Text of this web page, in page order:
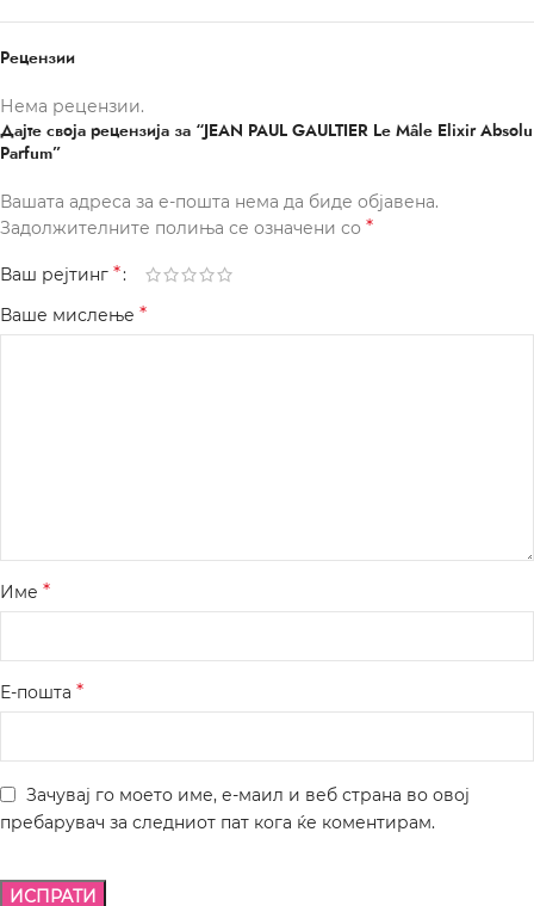
Рецензии
Нема рецензии.
Дајте своја рецензија за “JEAN PAUL GAULTIER Le Mâle Elixir Absolu
Parfum”
Вашата адреса за е-пошта нема да биде објавена.
Задолжителните полиња се означени со *
Ваш рејтинг *
Ваше мислење *
Име *
Е-пошта *
Зачувај го моето име, е-маил и веб страна во овој
пребарувач за следниот пат кога ќе коментирам.